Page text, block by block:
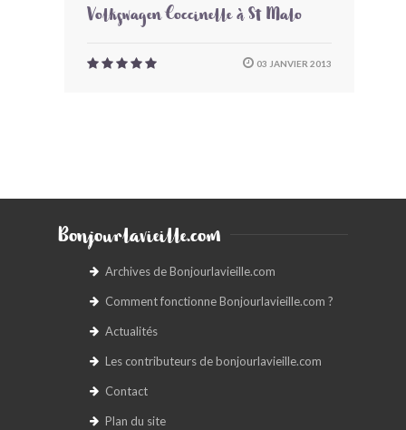
Volkswagen Coccinelle à St Malo
03 JANVIER 2013
Bonjourlavieille.com
Archives de Bonjourlavieille.com
Comment fonctionne Bonjourlavieille.com ?
Actualités
Les contributeurs de bonjourlavieille.com
Contact
Plan du site